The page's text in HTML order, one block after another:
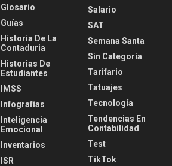
Glosario
Guías
Historia De La
Contaduria
Historias De
Estudiantes
IMSS
Infografías
Inteligencia
Emocional
Inventarios
ISR
Salario
SAT
Semana Santa
Sin Categoría
Tarifario
Tatuajes
Tecnología
Tendencias En
Contabilidad
Test
TikTok